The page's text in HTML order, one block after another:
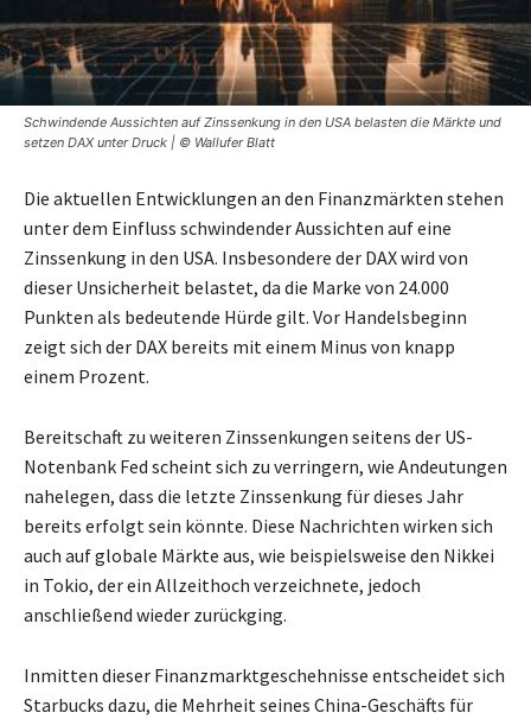
Schwindende Aussichten auf Zinssenkung in den USA belasten die Märkte und
setzen DAX unter Druck | © Wallufer Blatt
Die aktuellen Entwicklungen an den Finanzmärkten stehen
unter dem Einfluss schwindender Aussichten auf eine
Zinssenkung in den USA. Insbesondere der DAX wird von
dieser Unsicherheit belastet, da die Marke von 24.000
Punkten als bedeutende Hürde gilt. Vor Handelsbeginn
zeigt sich der DAX bereits mit einem Minus von knapp
einem Prozent.
Bereitschaft zu weiteren Zinssenkungen seitens der US-
Notenbank Fed scheint sich zu verringern, wie Andeutungen
nahelegen, dass die letzte Zinssenkung für dieses Jahr
bereits erfolgt sein könnte. Diese Nachrichten wirken sich
auch auf globale Märkte aus, wie beispielsweise den Nikkei
in Tokio, der ein Allzeithoch verzeichnete, jedoch
anschließend wieder zurückging.
Inmitten dieser Finanzmarktgeschehnisse entscheidet sich
Starbucks dazu, die Mehrheit seines China-Geschäfts für